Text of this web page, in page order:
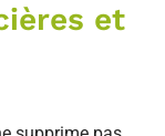
et